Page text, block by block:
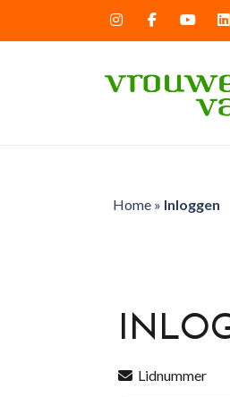
Home» Inloggen
Lidnummer